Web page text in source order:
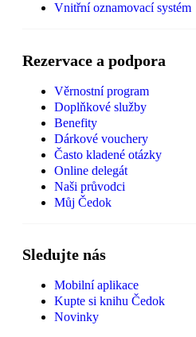
Vnitřní oznamovací systém
Rezervace a podpora
Věrnostní program
Doplňkové služby
Benefity
Dárkové vouchery
Často kladené otázky
Online delegát
Naši průvodci
Můj Čedok
Sledujte nás
Mobilní aplikace
Kupte si knihu Čedok
Novinky